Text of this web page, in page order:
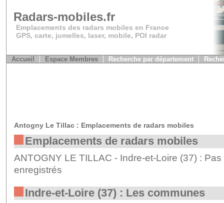
Radars-mobiles.fr
Emplacements des radars mobiles en France
GPS, carte, jumelles, laser, mobile, POI radar
Accueil Espace Membres Recherche par département
Antogny Le Tillac : Emplacements de radars mobiles
Emplacements de radars mobiles
ANTOGNY LE TILLAC - Indre-et-Loire (37) :
enregistrés
Indre-et-Loire (37) : Les communes